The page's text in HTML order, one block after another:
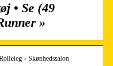
• Se (49
»
› Skønhedssalon